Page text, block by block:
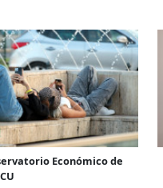
Económico de